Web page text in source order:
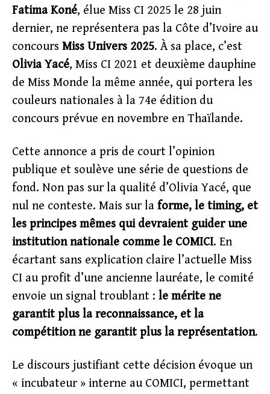
Fatima Koné, élue Miss CI 2025 le 28 juin
dernier, ne représentera pas la Côte d’Ivoire au
concours Miss Univers 2025. À sa place, c’est
Olivia Yacé, Miss CI 2021 et deuxième dauphine
de Miss Monde la même année, qui portera les
couleurs nationales à la 74e édition du
concours prévue en novembre en Thaïlande.
Cette annonce a pris de court l’opinion
publique et soulève une série de questions de
fond. Non pas sur la qualité d’Olivia Yacé, que
nul ne conteste. Mais sur la forme, le timing, et
les principes mêmes qui devraient guider une
institution nationale comme le COMICI. En
écartant sans explication claire l’actuelle Miss
CI au profit d’une ancienne lauréate, le comité
envoie un signal troublant : le mérite ne
garantit plus la reconnaissance, et la
compétition ne garantit plus la représentation.
Le discours justifiant cette décision évoque un
« incubateur » interne au COMICI, permettant